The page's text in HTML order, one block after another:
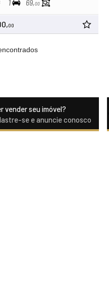
1 69,00
00
vender seu imóvel?
se e anuncie conosco